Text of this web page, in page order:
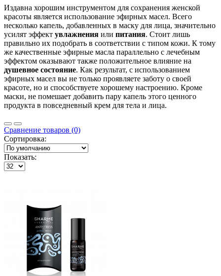
Издавна хорошим инструментом для сохранения женской
красоты является использование эфирных масел. Всего
несколько капель, добавленных в маску для лица, значительно
усилят эффект увлажнения или питания. Стоит лишь
правильно их подобрать в соответствии с типом кожи. К тому
же качественные эфирные масла параллельно с лечебным
эффектом оказывают также положительное влияние на
душевное состояние. Как результат, с использованием
эфирных масел вы не только проявляете заботу о своей
красоте, но и способствуете хорошему настроению. Кроме
маски, не помешает добавить пару капель этого ценного
продукта в повседневный крем для тела и лица.
Сравнение товаров (0)
Сортировка:
Показать: